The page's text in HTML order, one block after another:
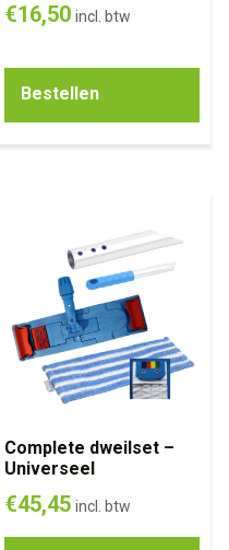
€16,50 incl. btw
Bestellen
Complete dweilset –
Universeel
€45,45 incl. btw